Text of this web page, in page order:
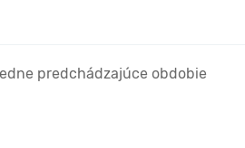
predchádzajúce obdobie